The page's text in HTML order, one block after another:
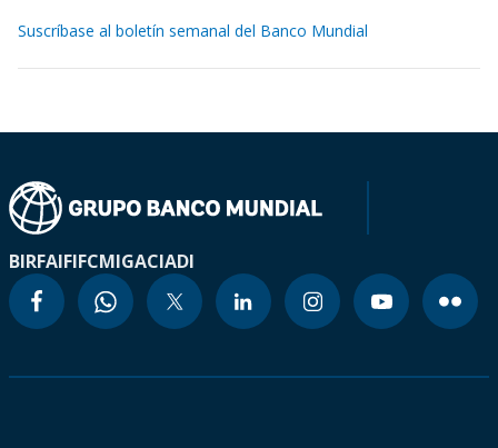
Suscríbase al boletín semanal del Banco Mundial
BIRFAIFIFCMIGACIADI